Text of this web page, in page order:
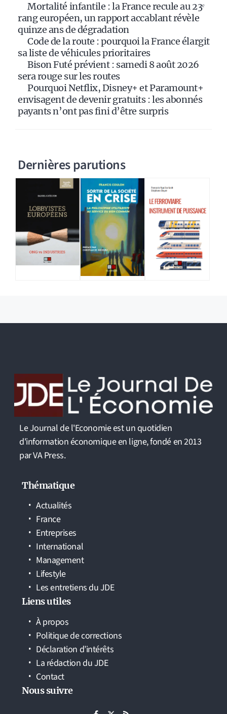
Mortalité infantile : la France recule au 23ᵉ
rang européen, un rapport accablant révèle
quinze ans de dégradation
Code de la route : pourquoi la France élargit
sa liste de véhicules prioritaires
Bison Futé prévient : samedi 8 août 2026
sera rouge sur les routes
Pourquoi Netflix, Disney+ et Paramount+
envisagent de devenir gratuits : les abonnés
payants n’ont pas fini d’être surpris
Dernières parutions
Le Journal de l'Economie est un quotidien
d'information économique en ligne, fondé en 2013
par VA Press.
Thématique
Actualités
France
Entreprises
International
Management
Lifestyle
Les entretiens du JDE
Liens utiles
À propos
Politique de corrections
Déclaration d’intérêts
La rédaction du JDE
Contact
Nous suivre